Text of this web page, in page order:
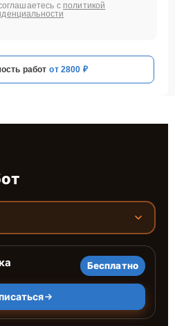
с политикой
работ от 2800 ₽
Бесплатно